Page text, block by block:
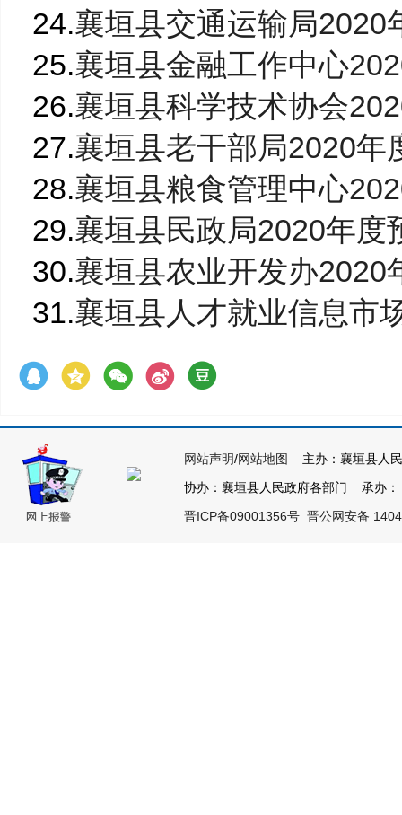
24.襄垣县交通运输局2020
25.襄垣县金融工作中心
26.襄垣县科学技术协会
27.襄垣县老干部局2020年
28.襄垣县粮食管理中心
29.襄垣县民政局2020年度
30.襄垣县农业开发办2020
31.襄垣县人才就业信息市
网站声明/网站地图
主办：襄垣县人
协办：襄垣县人民政府各部门 承办
晋ICP备09001356号 晋公网安备